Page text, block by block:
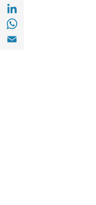
Compartir en
Compartir en
Compartir en